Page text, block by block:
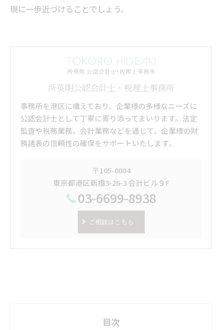
現に一歩近づけることでしょう。
所英明公認会計士・税理士事務所
事務所を港区に構えており、企業様の多様なニーズに
公認会計士として丁寧に寄り添ってまいります。法定
監査や税務業務、会計業務などを通じて、企業様の財
務諸表の信頼性の確保をサポートいたします。
〒105-0004
東京都港区新橋3-26-3 会計ビル９F
03-6699-8938
ご相談はこちら
目次